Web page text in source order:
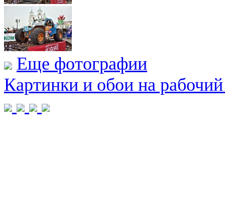
Еще фотографии
Картинки и обои на